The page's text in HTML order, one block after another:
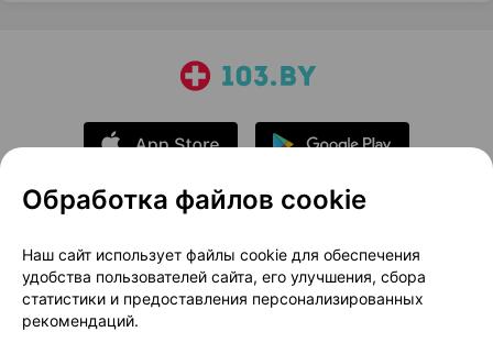
О проекте
Новости проекта
Размещение рекламы
Медицинский маркетинг
Публичный договор
Доставка
Обработка файлов cookie
Наш сайт использует файлы cookie для обеспечения
удобства пользователей сайта, его улучшения, сбора
статистики и предоставления персонализированных
рекомендаций.